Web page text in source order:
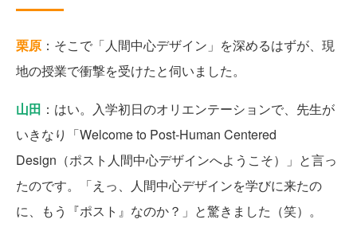
栗原 ：そこで「人間中心デザイン」を深めるはずが、現
地の授業で衝撃を受けたと伺いました。
山田 ：はい。入学初日のオリエンテーションで、先生が
いきなり「Welcome to Post-Human Centered
Design（ポスト人間中心デザインへようこそ）」と言っ
たのです。「えっ、人間中心デザインを学びに来たの
に、もう『ポスト』なのか？」と驚きました（笑）。